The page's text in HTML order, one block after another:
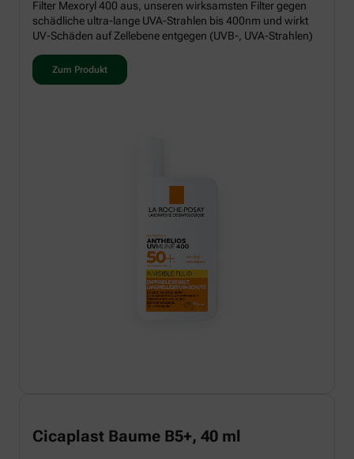
Filter Mexoryl 400 aus, unseren wirksamsten Filter gegen
schädliche ultra-lange UVA-Strahlen bis 400nm und wirkt
UV-Schäden auf Zellebene entgegen (UVB-, UVA-Strahlen)
Zum Produkt
Cicaplast Baume B5+, 40 ml